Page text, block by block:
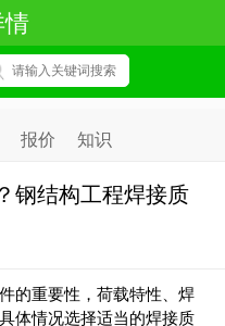
报价 知识
钢结构工程焊接质
重要性，荷载特性、焊
体情况选择适当的焊接质